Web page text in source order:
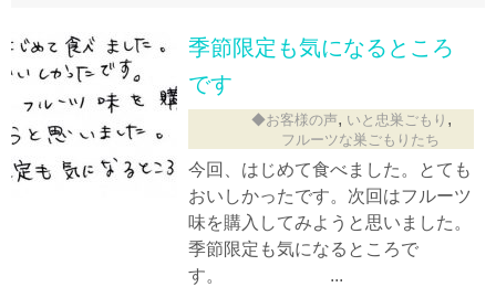
季節限定も気になるところ
です
◆お客様の声, いと忠巣ごもり ,
フルーツな巣ごもりたち
今回、はじめて食べました。とても
おいしかったです。次回はフルーツ
味を購入してみようと思いました。
季節限定も気になるところで
す。 ...